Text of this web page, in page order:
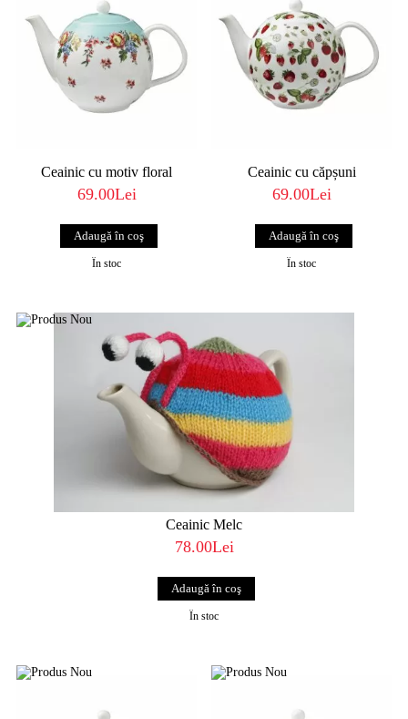
Ceainic cu motiv floral
69.00Lei
În stoc
Ceainic cu căpșuni
69.00Lei
În stoc
Ceainic Melc
78.00Lei
În stoc